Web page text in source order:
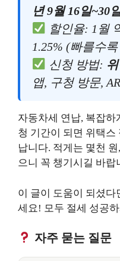
년 9월 16일~30
할인율: 1월
1.25% (빠를수
신청 방법:
앱, 구청 방문,
자동차세 연납, 복잡하
청 기간이 되면 위택스
납니다. 적게는 몇천
으니 꼭 챙기시길 바랍
이 글이 도움이 되셨
세요! 모두 절세 성공
자주 묻는 질문